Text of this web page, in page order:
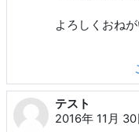
よろしくおねが
テスト
2016年 11月